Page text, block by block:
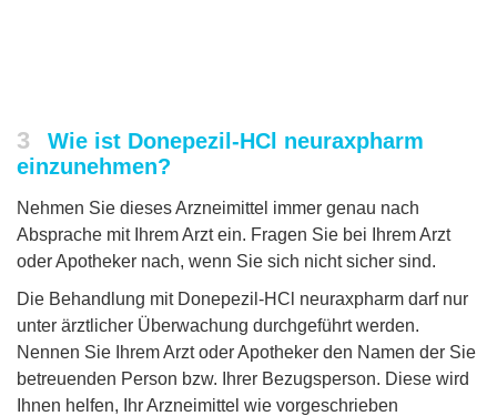
3
Wie ist Donepezil-HCl neuraxpharm
einzunehmen?
Nehmen Sie dieses Arzneimittel immer genau nach
Absprache mit Ihrem Arzt ein. Fragen Sie bei Ihrem Arzt
oder Apotheker nach, wenn Sie sich nicht sicher sind.
Die Behandlung mit Donepezil-HCl neuraxpharm darf nur
unter ärztlicher Überwachung durchgeführt werden.
Nennen Sie Ihrem Arzt oder Apotheker den Namen der Sie
betreuenden Person bzw. Ihrer Bezugsperson. Diese wird
Ihnen helfen, Ihr Arzneimittel wie vorgeschrieben